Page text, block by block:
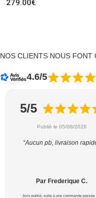
279.00€
NOS CLIENTS NOUS FONT
4.6/5
5/5
Publié le 05/08/2026
“Aucun pb, livraison
Par Frederique C.
Avis publié, suite à une commande passée